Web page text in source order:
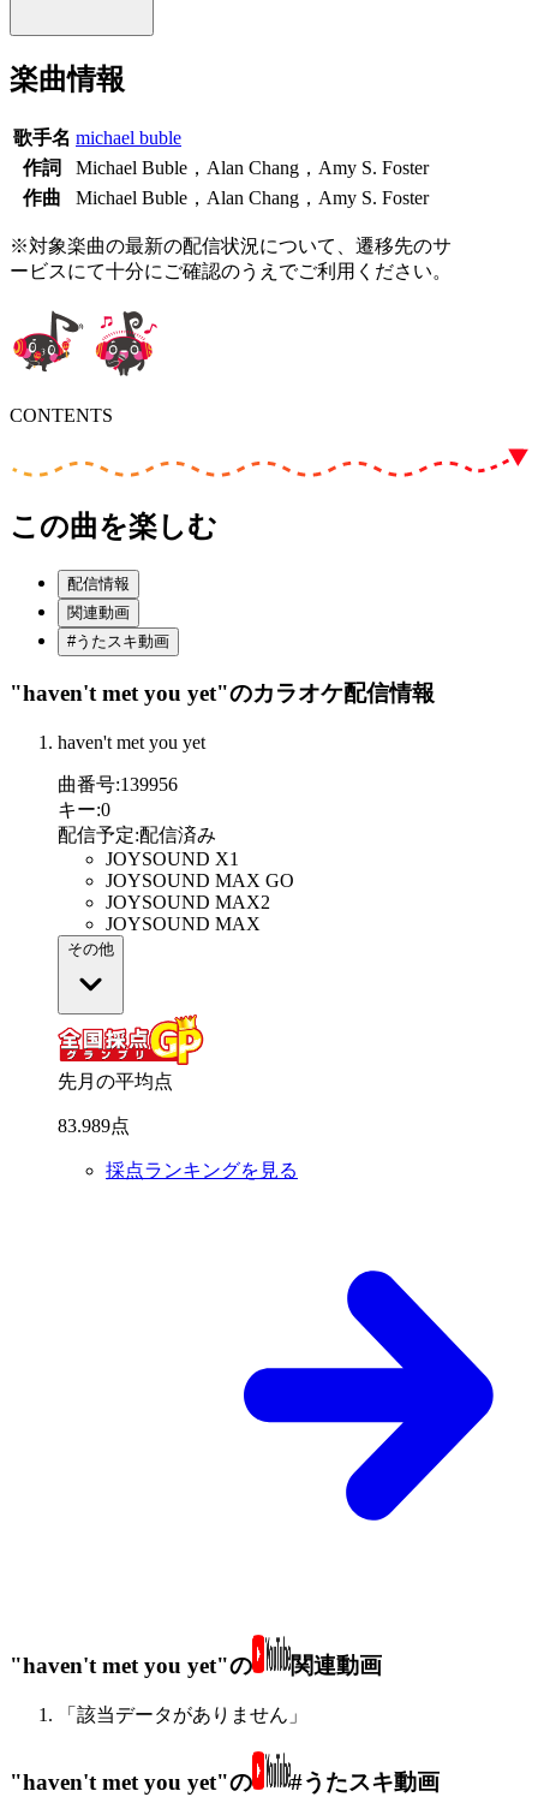
楽曲情報
歌手名 michael buble
作詞
Michael Buble，Alan Chang，Amy S. Foster
作曲
Michael Buble，Alan Chang，Amy S. Foster
※対象楽曲の最新の配信状況について、遷移先のサ
ービスにて十分にご確認のうえでご利用ください。
CONTENTS
この曲を楽しむ
配信情報
関連動画
#うたスキ動画
"haven't met you yet"のカラオケ配信情報
haven't met you yet
曲番号:139956
キー:0
配信予定:配信済み
JOYSOUND X1
JOYSOUND MAX GO
JOYSOUND MAX2
JOYSOUND MAX
その他
先月の平均点
83.989点
採点ランキングを見る
"haven't met you yet"の 関連動画
「該当データがありません」
"haven't met you yet"の #うたスキ動画